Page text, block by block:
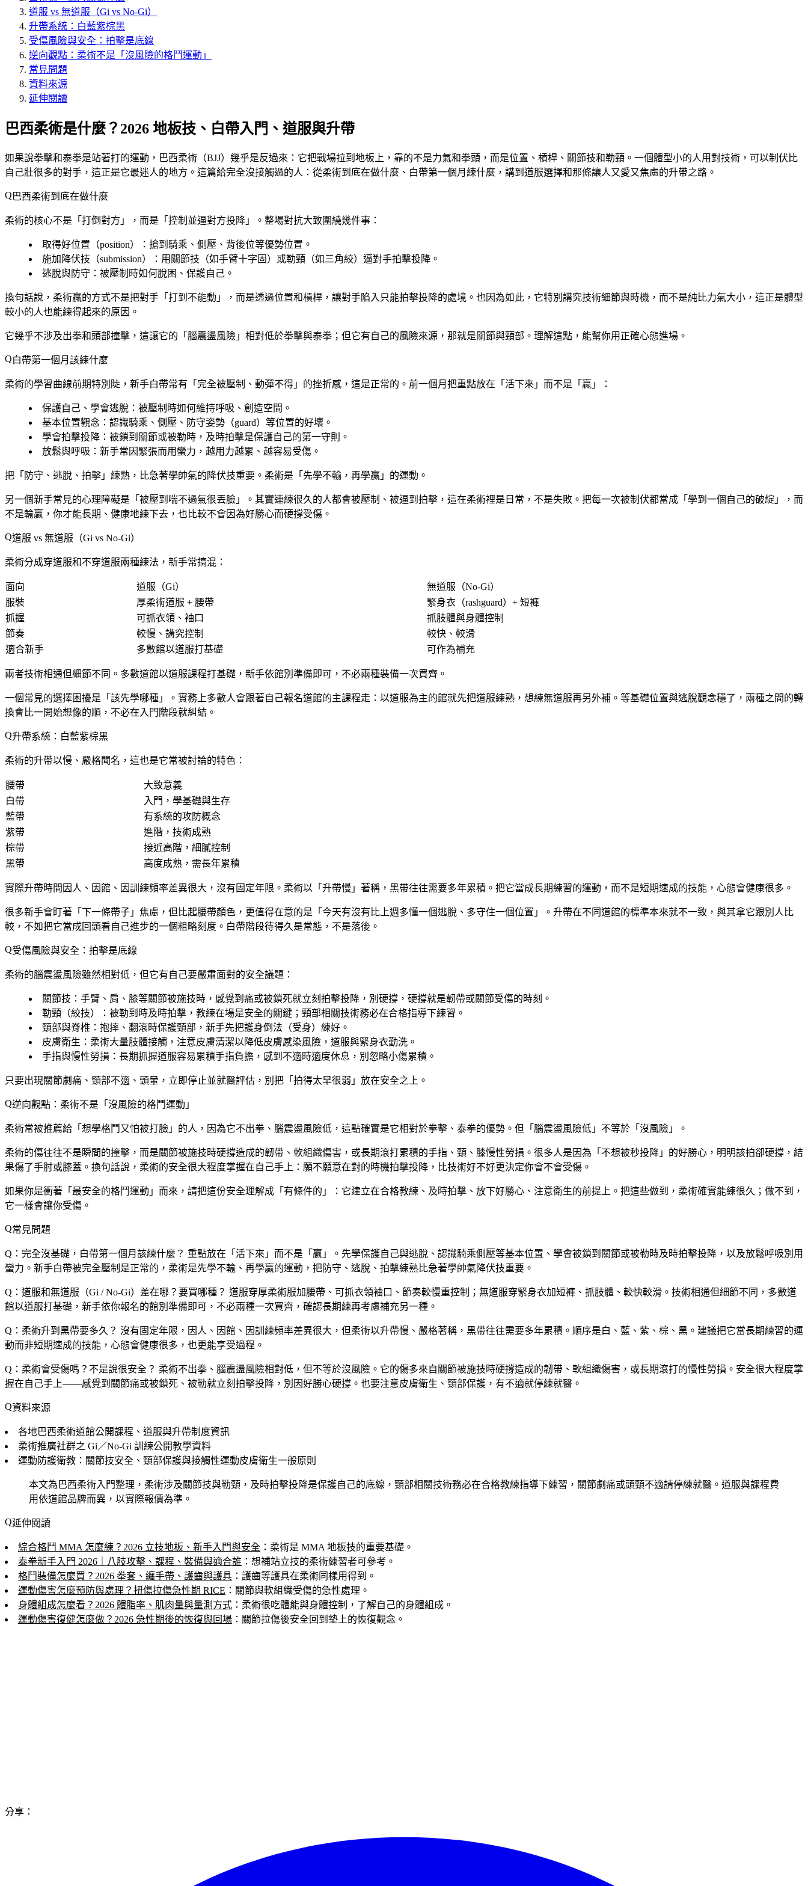
道服 vs 無道服（Gi vs No-Gi）
升帶系統：白藍紫棕黑
受傷風險與安全：拍擊是底線
逆向觀點：柔術不是「沒風險的格鬥運動」
常見問題
資料來源
延伸閱讀
巴西柔術是什麼？2026 地板技、白帶入門、道服與升帶
如果說拳擊和泰拳是站著打的運動，巴西柔術（BJJ）幾乎是反過來：它把戰場拉到地板上，靠的不是力氣和拳頭，而是位置、槓桿、關節技和勒頸。一個體型小的人用對技術，可以制伏比
自己壯很多的對手，這正是它最迷人的地方。這篇給完全沒接觸過的人：從柔術到底在做什麼、白帶第一個月練什麼，講到道服選擇和那條讓人又愛又焦慮的升帶之路。
巴西柔術到底在做什麼
柔術的核心不是「打倒對方」，而是「控制並逼對方投降」。整場對抗大致圍繞幾件事：
取得好位置（position）
：搶到騎乘、側壓、背後位等優勢位置。
施加降伏技（submission）
：用關節技（如手臂十字固）或勒頸（如三角絞）逼對手拍擊投降。
逃脫與防守 ：被壓制時如何脫困、保護自己。
換句話說，柔術贏的方式不是把對手「打到不能動」，而是透過位置和槓桿，讓對手陷入只能拍擊投降的處境。也因為如此，它特別講究技術細節與時機，而不是純比力氣大小，這正是體型
較小的人也能練得起來的原因。
它幾乎不涉及出拳和頭部撞擊，這讓它的「腦震盪風險」相對低於拳擊與泰拳；但它有自己的風險來源，那就是關節與頸部。理解這點，能幫你用正確心態進場。
白帶第一個月該練什麼
柔術的學習曲線前期特別陡，新手白帶常有「完全被壓制、動彈不得」的挫折感，這是正常的。前一個月把重點放在「活下來」而不是「贏」：
保護自己、學會逃脫 ：被壓制時如何維持呼吸、創造空間。
基本位置觀念 ：認識騎乘、側壓、防守姿勢（guard）等位置的好壞。
學會拍擊投降 ：被鎖到關節或被勒時，及時拍擊是保護自己的第一守則。
放鬆與呼吸 ：新手常因緊張而用蠻力，越用力越累、越容易受傷。
把「防守、逃脫、拍擊」練熟，比急著學帥氣的降伏技重要。柔術是「先學不輸，再學贏」的運動。
另一個新手常見的心理障礙是「被壓到喘不過氣很丟臉」。其實連練很久的人都會被壓制、被逼到拍擊，這在柔術裡是日常，不是失敗。把每一次被制伏都當成「學到一個自己的破綻」，而
不是輸贏，你才能長期、健康地練下去，也比較不會因為好勝心而硬撐受傷。
道服 vs 無道服（Gi vs No-Gi）
柔術分成穿道服和不穿道服兩種練法，新手常搞混：
面向 道服（Gi）
無道服（No-Gi）
服裝
厚柔術道服 + 腰帶
緊身衣（rashguard）+ 短褲
抓握
可抓衣領、袖口
抓肢體與身體控制
節奏
較慢、講究控制
較快、較滑
適合新手
多數館以道服打基礎 可作為補充
兩者技術相通但細節不同。 多數道館以道服課程打基礎 ，新手依館別準備即可，不必兩種裝備一次買齊。
一個常見的選擇困擾是「該先學哪種」。實務上多數人會跟著自己報名道館的主課程走：以道服為主的館就先把道服練熟，想練無道服再另外補。等基礎位置與逃脫觀念穩了，兩種之間的轉
換會比一開始想像的順，不必在入門階段就糾結。
升帶系統：白藍紫棕黑
柔術的升帶以慢、嚴格聞名，這也是它常被討論的特色：
腰帶
大致意義
白帶
入門，學基礎與生存
藍帶
有系統的攻防概念
紫帶
進階，技術成熟
棕帶
接近高階，細膩控制
黑帶
高度成熟，需長年累積
實際升帶時間因人、因館、因訓練頻率差異很大，沒有固定年限。 柔術以「升帶慢」著稱，黑帶往往需要多年累積 。把它當成長期練習的運動，而不是短期速成的技能，心態會健康很多。
很多新手會盯著「下一條帶子」焦慮，但比起腰帶顏色，更值得在意的是「今天有沒有比上週多懂一個逃脫、多守住一個位置」。升帶在不同道館的標準本來就不一致，與其拿它跟別人比
較，不如把它當成回頭看自己進步的一個粗略刻度。白帶階段待得久是常態，不是落後。
受傷風險與安全：拍擊是底線
柔術的腦震盪風險雖然相對低，但它有自己要嚴肅面對的安全議題：
關節技 ：手臂、肩、膝等關節被施技時， 感覺到痛或被鎖死就立刻拍擊投降 ，別硬撐，硬撐就是韌帶或關節受傷的時刻。
勒頸（絞技）
：被勒到時及時拍擊，教練在場是安全的關鍵；頸部相關技術務必在合格指導下練習。
頸部與脊椎 ：抱摔、翻滾時保護頸部，新手先把護身倒法（受身）練好。
皮膚衛生 ：柔術大量肢體接觸，注意皮膚清潔以降低皮膚感染風險，道服與緊身衣勤洗。
手指與慢性勞損 ：長期抓握道服容易累積手指負擔，感到不適時適度休息，別忽略小傷累積。
只要出現關節劇痛、頸部不適、頭暈，立即停止並就醫評估，別把「拍得太早很弱」放在安全之上。
逆向觀點：柔術不是「沒風險的格鬥運動」
柔術常被推薦給「想學格鬥又怕被打臉」的人，因為它不出拳、腦震盪風險低，這點確實是它相對於拳擊、泰拳的優勢。但「腦震盪風險低」不等於「沒風險」。
柔術的傷往往不是瞬間的撞擊，而是關節被施技時硬撐造成的韌帶、軟組織傷害，或長期滾打累積的手指、頸、膝慢性勞損。很多人是因為「不想被秒投降」的好勝心，明明該拍卻硬撐，結
果傷了手肘或膝蓋。換句話說，柔術的安全很大程度掌握在自己手上： 願不願意在對的時機拍擊投降，比技術好不好更決定你會不會受傷 。
如果你是衝著「最安全的格鬥運動」而來，請把這份安全理解成「有條件的」：它建立在合格教練、及時拍擊、放下好勝心、注意衛生的前提上。把這些做到，柔術確實能練很久；做不到，
它一樣會讓你受傷。
常見問題
Q：完全沒基礎，白帶第一個月該練什麼？ 重點放在「活下來」而不是「贏」。先學保護自己與逃脫、認識騎乘側壓等基本位置、學會被鎖到關節或被勒時及時拍擊投降，以及放鬆呼吸別用
蠻力。新手白帶被完全壓制是正常的，柔術是先學不輸、再學贏的運動，把防守、逃脫、拍擊練熟比急著學帥氣降伏技重要。
Q：道服和無道服（Gi / No-Gi）差在哪？要買哪種？ 道服穿厚柔術服加腰帶、可抓衣領袖口、節奏較慢重控制；無道服穿緊身衣加短褲、抓肢體、較快較滑。技術相通但細節不同，多數道
館以道服打基礎，新手依你報名的館別準備即可，不必兩種一次買齊，確認長期練再考慮補充另一種。
Q：柔術升到黑帶要多久？ 沒有固定年限，因人、因館、因訓練頻率差異很大，但柔術以升帶慢、嚴格著稱，黑帶往往需要多年累積。順序是白、藍、紫、棕、黑。建議把它當長期練習的運
動而非短期速成的技能，心態會健康很多，也更能享受過程。
Q：柔術會受傷嗎？不是說很安全？ 柔術不出拳、腦震盪風險相對低，但不等於沒風險。它的傷多來自關節被施技時硬撐造成的韌帶、軟組織傷害，或長期滾打的慢性勞損。安全很大程度掌
握在自己手上——感覺到關節痛或被鎖死、被勒就立刻拍擊投降，別因好勝心硬撐。也要注意皮膚衛生、頸部保護，有不適就停練就醫。
資料來源
各地巴西柔術道館公開課程、道服與升帶制度資訊
柔術推廣社群之 Gi／No-Gi 訓練公開教學資料
運動防護衛教：關節技安全、頸部保護與接觸性運動皮膚衛生一般原則
本文為巴西柔術入門整理，柔術涉及關節技與勒頸，及時拍擊投降是保護自己的底線，頸部相關技術務必在合格教練指導下練習，關節劇痛或頭頸不適請停練就醫。道服與課程費
用依道館品牌而異，以實際報價為準。
延伸閱讀
綜合格鬥 MMA 怎麼練？2026 立技地板、新手入門與安全 ：柔術是 MMA 地板技的重要基礎。
泰拳新手入門 2026｜八肢攻擊、課程、裝備與適合誰 ：想補站立技的柔術練習者可參考。
格鬥裝備怎麼買？2026 拳套、纏手帶、護齒與護具 ：護齒等護具在柔術同樣用得到。
運動傷害怎麼預防與處理？扭傷拉傷急性期 RICE ：關節與軟組織受傷的急性處理。
身體組成怎麼看？2026 體脂率、肌肉量與量測方式 ：柔術很吃體能與身體控制，了解自己的身體組成。
運動傷害復健怎麼做？2026 急性期後的恢復與回場 ：關節拉傷後安全回到墊上的恢復觀念。
分享：